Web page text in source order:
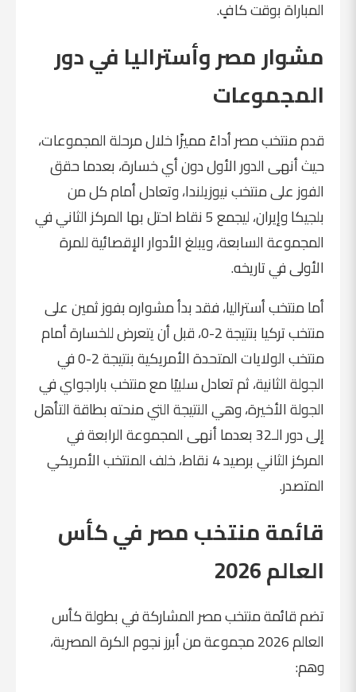
المباراة بوقت كافٍ.
مشوار مصر وأستراليا في دور
المجموعات
قدم منتخب مصر أداءً مميزًا خلال مرحلة المجموعات،
حيث أنهى الدور الأول دون أي خسارة، بعدما حقق
الفوز على منتخب نيوزيلندا، وتعادل أمام كل من
بلجيكا وإيران، ليجمع 5 نقاط احتل بها المركز الثاني في
المجموعة السابعة، ويبلغ الأدوار الإقصائية للمرة
الأولى في تاريخه.
أما منتخب أستراليا، فقد بدأ مشواره بفوز ثمين على
منتخب تركيا بنتيجة 2-0، قبل أن يتعرض للخسارة أمام
منتخب الولايات المتحدة الأمريكية بنتيجة 2-0 في
الجولة الثانية، ثم تعادل سلبيًا مع منتخب باراجواي في
الجولة الأخيرة، وهي النتيجة التي منحته بطاقة التأهل
إلى دور الـ32 بعدما أنهى المجموعة الرابعة في
المركز الثاني برصيد 4 نقاط، خلف المنتخب الأمريكي
المتصدر.
قائمة منتخب مصر في كأس
العالم 2026
تضم قائمة منتخب مصر المشاركة في بطولة كأس
العالم 2026 مجموعة من أبرز نجوم الكرة المصرية،
وهم: